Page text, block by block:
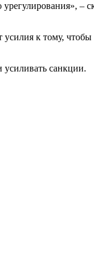
–
к тому,
усиливать санкции.